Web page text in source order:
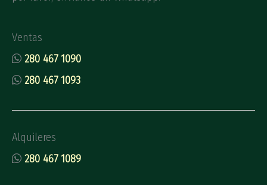
Ventas
280 467 1090
280 467 1093
Alquileres
280 467 1089